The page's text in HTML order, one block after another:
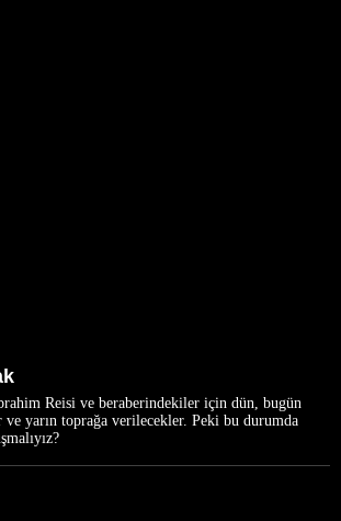
Reisi ve beraberindekiler için dün, bugün
ve yarın toprağa verilecekler. Peki bu durumda